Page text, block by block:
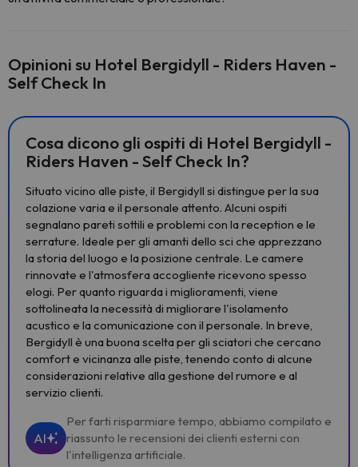
Opinioni su Hotel Bergidyll - Riders Haven -
Self Check In
Cosa dicono gli ospiti di Hotel Bergidyll -
Riders Haven - Self Check In?
Situato vicino alle piste, il Bergidyll si distingue per la sua
colazione varia e il personale attento. Alcuni ospiti
segnalano pareti sottili e problemi con la reception e le
serrature. Ideale per gli amanti dello sci che apprezzano
la storia del luogo e la posizione centrale. Le camere
rinnovate e l'atmosfera accogliente ricevono spesso
elogi. Per quanto riguarda i miglioramenti, viene
sottolineata la necessità di migliorare l'isolamento
acustico e la comunicazione con il personale. In breve,
Bergidyll è una buona scelta per gli sciatori che cercano
comfort e vicinanza alle piste, tenendo conto di alcune
considerazioni relative alla gestione del rumore e al
servizio clienti.
AI
Per farti risparmiare tempo, abbiamo compilato e
riassunto le recensioni dei clienti esterni con
l'intelligenza artificiale.